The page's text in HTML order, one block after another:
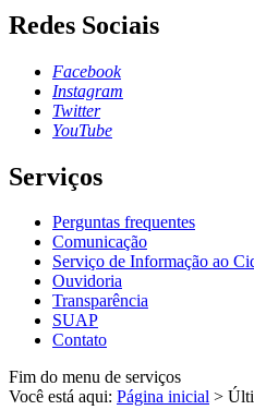
Redes Sociais
Facebook
Instagram
Twitter
YouTube
Serviços
Perguntas frequentes
Comunicação
Serviço de Informação ao
Ouvidoria
Transparência
SUAP
Contato
Fim do menu de serviços
Você está aqui: Página inicial >